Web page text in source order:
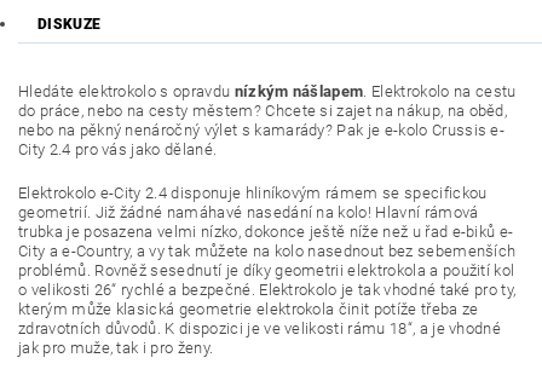
DISKUZE
Hledáte elektrokolo s opravdu nízkým nášlapem. Elektrokolo na cestu
do práce, nebo na cesty městem? Chcete si zajet na nákup, na oběd,
nebo na pěkný nenáročný výlet s kamarády? Pak je e-kolo Crussis e-
City 2.4 pro vás jako dělané.
Elektrokolo e-City 2.4 disponuje hliníkovým rámem se specifickou
geometrií. Již žádné namáhavé nasedání na kolo! Hlavní rámová
trubka je posazena velmi nízko, dokonce ještě níže než u řad e-biků e-
City a e-Country, a vy tak můžete na kolo nasednout bez sebemenších
problémů. Rovněž sesednutí je díky geometrii elektrokola a použití kol
o velikosti 26“ rychlé a bezpečné. Elektrokolo je tak vhodné také pro ty,
kterým může klasická geometrie elektrokola činit potíže třeba ze
zdravotních důvodů. K dispozici je ve velikosti rámu 18“, a je vhodné
jak pro muže, tak i pro ženy.